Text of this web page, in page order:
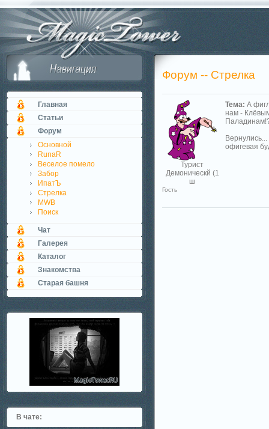
Главная
Статьи
Форум
Основной
RunaR
Веселое помело
Забор
ИпатЪ
Стрелка
MWB
Поиск
Чат
Галерея
Каталог
Знакомства
Старая башня
В чате:
Форум -- Стрелка
Турист
Демоническй (1
ш
Гость
Тема: А
нам -
офигевая